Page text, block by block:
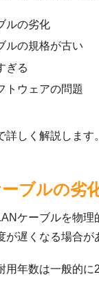
ルの劣化
ルの規格が古い
ぎる
トウェアの問題
詳しく解説します。
ブルの劣
ケーブルを物理
が遅くなる場合が
用年数は一般的